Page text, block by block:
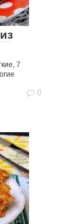
7
0